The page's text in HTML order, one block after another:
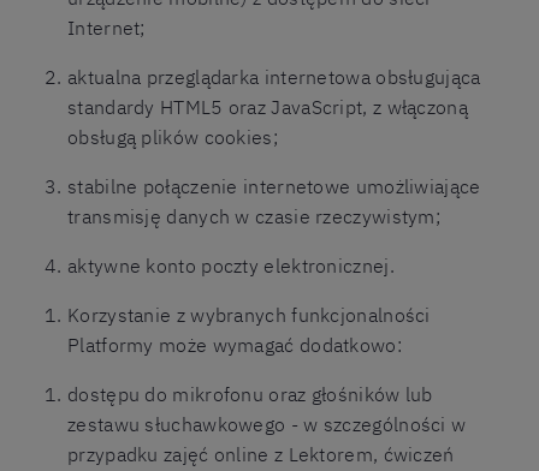
Internet;
aktualna przeglądarka internetowa obsługująca
standardy HTML5 oraz JavaScript, z włączoną
obsługą plików cookies;
stabilne połączenie internetowe umożliwiające
transmisję danych w czasie rzeczywistym;
aktywne konto poczty elektronicznej.
Korzystanie z wybranych funkcjonalności
Platformy może wymagać dodatkowo:
dostępu do mikrofonu oraz głośników lub
zestawu słuchawkowego - w szczególności w
przypadku zajęć online z Lektorem, ćwiczeń